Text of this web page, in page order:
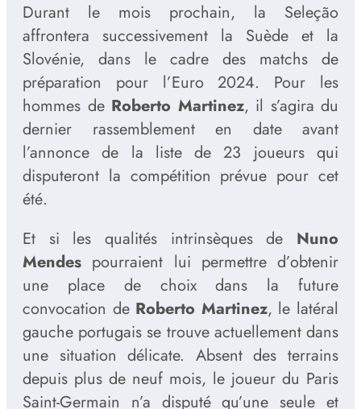
Durant le mois prochain, la Seleção
affrontera successivement la Suède et la
Slovénie, dans le cadre des matchs de
préparation pour l’Euro 2024. Pour les
hommes de Roberto Martinez, il s’agira du
dernier rassemblement en date avant
l’annonce de la liste de 23 joueurs qui
disputeront la compétition prévue pour cet
été.
Et si les qualités intrinsèques de Nuno
Mendes pourraient lui permettre d’obtenir
une place de choix dans la future
convocation de Roberto Martinez, le latéral
gauche portugais se trouve actuellement dans
une situation délicate. Absent des terrains
depuis plus de neuf mois, le joueur du Paris
Saint-Germain n’a disputé qu’une seule et